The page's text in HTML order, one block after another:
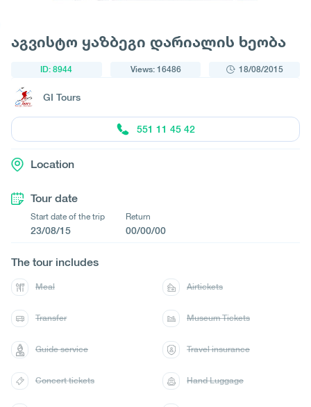
აგვისტო ყაზბეგი დარიალის ხეობა
ID: 8944 Views: 16486 18/08/2015
GI Tours
551 11 45 42
Location
Tour date
Start date of the trip
23/08/15
Return
00/00/00
The tour includes
Meal Airtickets
Transfer Museum Tickets
Guide service Travel insurance
Concert tickets Hand Luggage